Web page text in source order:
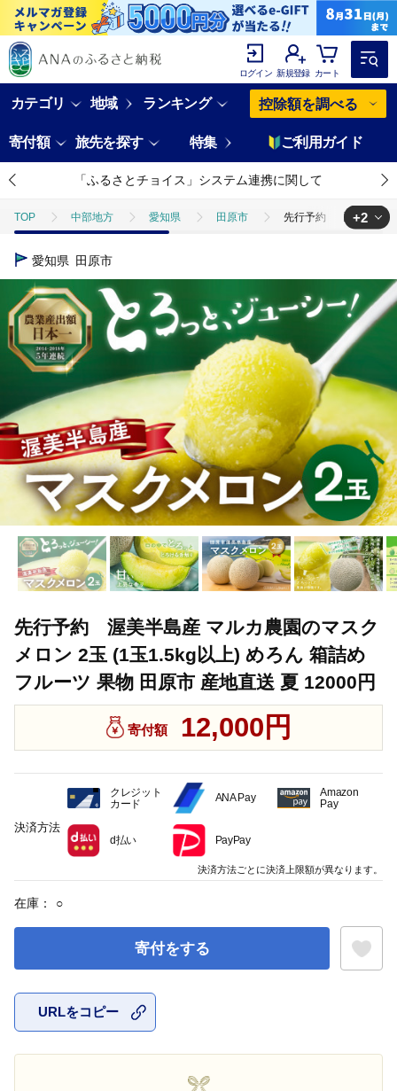
ログイン 新規登録 カート
カテゴリ 地域 ランキング 控除額を調べる
寄付額 旅先を探す 特集 ご利用ガイド
「ふるさとチョイス」システム連携に関して
TOP 中部地方 愛知県 田原市 先行予約 渥美半島産
TOP
TOP フルーツ 先行予約 渥美半島産 マルカ農園の
+2
愛知県 田原市
先行予約 渥美半島産 マルカ農園のマスク
メロン 2玉 (1玉1.5kg以上) めろん 箱詰め
フルーツ 果物 田原市 産地直送 夏 12000円
寄付額 12,000円
在庫： ○
寄付をする
URLをコピー
決済方法
クレジット
カード
ANA Pay
Amazon
Pay
d払い PayPay
決済方法ごとに決済上限額が異なります。